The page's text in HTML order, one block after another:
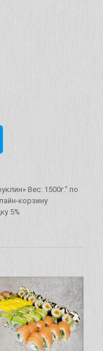
Вес: 1500г." по
корзину
5%